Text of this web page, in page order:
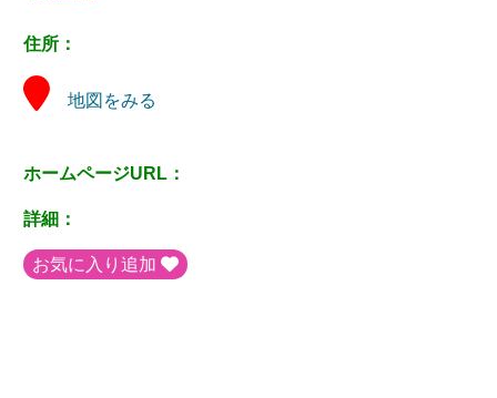
住所：
地図をみる
ホームページURL：
詳細：
お気に入り追加